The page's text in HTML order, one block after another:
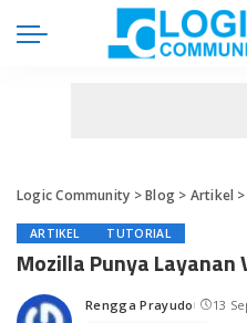
Logic Community >Blog> Artikel >
ARTIKEL TUTORIAL
Mozilla Punya Layanan
Posted
Rengga Prayudo 13